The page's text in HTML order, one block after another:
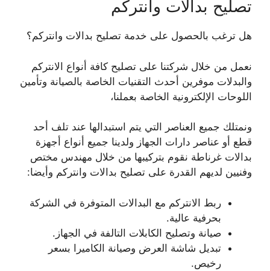
تصليح بدالات وانتركم
هل ترغب بالحصول على خدمة تصليح بدالات وانتركم؟
نعمل من خلال شركتنا على تصليح كافة أنواع الانتركم
والبدلات موفرين أحدث التقنيات الخاصة بالصيانة وتأمين
اللوحات الإلكترونية الخاصة بعملنا،
ونمتلك جميع العناصر التي يتم استبدالها عند تلف أحد
قطع أو عناصر دارات الجهاز ولدينا جميع أنواع أجهزة
بدالات غرناطة نقوم بتركيبها من خلال مهندس مختص
وفنيين لديهم القدرة على تصليح بدالات وانتركم وأيضا:
ربط الانتركم مع البدالات المتوفرة في الشركة
بحرفية عالية.
صيانة وتصليح الكابلات التالفة في الجهاز.
تبديل شاشة العرض وصيانة الكاميرا بسعر
رخيص.